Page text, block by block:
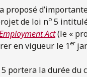
proposé
de loi no 5
Act(le «
en vigueur le 1 er
5 portera la durée du